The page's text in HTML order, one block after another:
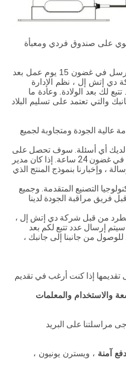
على صندوق فردي ومعبأة
سوف نرسل في غضون 15 يوم عمل بعد
دي إتش إل ، نظم الإدارة
لك بعد الولادة. وعادة ما
والتي تعتمد على تسليم البلاد
عالية الجودة ومتجاوبة لجميع
لديك أي أسئلة. سوف تحصل على
24 ساعة.
إذا كان مدير
، وإخبارنا بنموذج المنتج الذي
التصنيع المتقدمة. وجميع
فريق مراقبة الجودة لدينا
من قبل شركة دي إتش إل ،
سيتم إرسال عدد تتبع لكم بعد
3 - 5 أيام عمل للوصول من جانبنا إلى جانبك ،
تقديمها إذا كنت أرغب في تقديم
والاستخدام والمعلمات
مراسلتنا على البريد
دفع آمنة ، ويسترن يونيون ،